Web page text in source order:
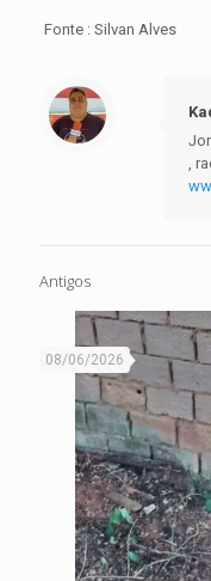
Fonte : Silvan Alves
,
Antigos
08/06/2026